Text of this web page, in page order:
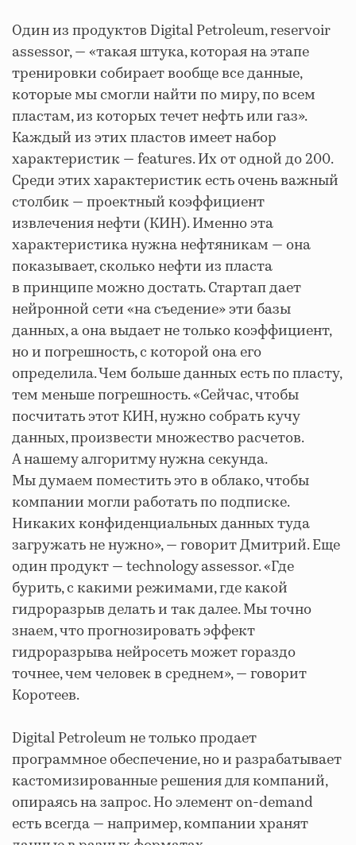
Один из продуктов Digital Petroleum, reservoir
assessor, — «такая штука, которая на этапе
тренировки собирает вообще все данные,
которые мы смогли найти по миру, по всем
пластам, из которых течет нефть или газ».
Каждый из этих пластов имеет набор
характеристик — features. Их от одной до 200.
Среди этих характеристик есть очень важный
столбик — проектный коэффициент
извлечения нефти (КИН). Именно эта
характеристика нужна нефтяникам — она
показывает, сколько нефти из пласта
в принципе можно достать. Стартап дает
нейронной сети «на съедение» эти базы
данных, а она выдает не только коэффициент,
но и погрешность, с которой она его
определила. Чем больше данных есть по пласту,
тем меньше погрешность. «Сейчас, чтобы
посчитать этот КИН, нужно собрать кучу
данных, произвести множество расчетов.
А нашему алгоритму нужна секунда.
Мы думаем поместить это в облако, чтобы
компании могли работать по подписке.
Никаких конфиденциальных данных туда
загружать не нужно», — говорит Дмитрий. Еще
один продукт — technology assessor. «Где
бурить, с какими режимами, где какой
гидроразрыв делать и так далее. Мы точно
знаем, что прогнозировать эффект
гидроразрыва нейросеть может гораздо
точнее, чем человек в среднем», — говорит
Коротеев.
Digital Petroleum не только продает
программное обеспечение, но и разрабатывает
кастомизированные решения для компаний,
опираясь на запрос. Но элемент on-demand
есть всегда — например, компании хранят